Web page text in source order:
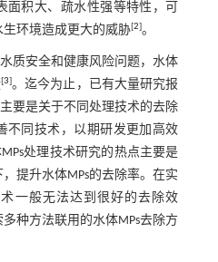
积大、疏水性强等特性，可
环境造成更大的威胁[2]。
质安全和健康风险问题，水体
[3]。迄今为止，已有大量研究报
要是关于不同处理技术的去除
不同技术，以期研发更加高效
处理技术研究的热点主要是
提升水体MPs的去除率。在实
一般无法达到很好的去除效
种方法联用的水体MPs去除方